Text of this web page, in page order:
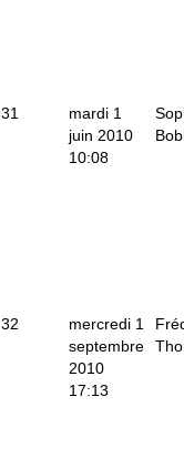
31
mardi 1
juin 2010
10:08
32
mercredi 1
septembre
2010
17:13